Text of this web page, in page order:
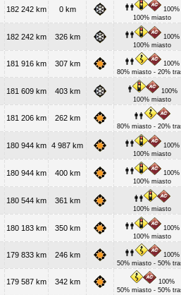
182 242 km 0 km
100%
100% miasto
182 242 km 326 km
100%
100% miasto
181 916 km 307 km
100%
80% miasto - 20%
181 609 km 403 km
100%
100% miasto
181 206 km 262 km
80% miasto - 20%
180 944 km 4 987 km
100%
100% miasto
180 944 km 400 km
100%
100% miasto
180 544 km 361 km
100% miasto
180 183 km 350 km
100%
100% miasto
179 833 km 246 km
100%
50% miasto - 50%
179 587 km 342 km
100%
50% miasto - 50%